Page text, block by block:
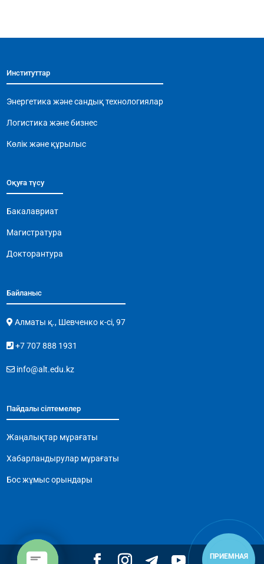
e
o
o
k
s
p
p
gr l
y
Институттар
Энергетика және сандық технологиялар
Логистика және бизнес
Көлік және құрылыс
Оқуға түсу
Бакалавриат
Магистратура
Докторантура
Байланыс
Алматы қ., Шевченко к-сі, 97
+7 707 888 1931
info@alt.edu.kz
Пайдалы сілтемелер
Жаңалықтар мұрағаты
Хабарландырулар мұрағаты
Бос жұмыс орындары
ПРИЕМНАЯ